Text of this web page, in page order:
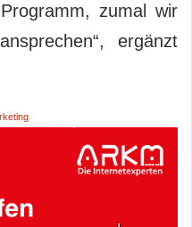
zumal wir
ergänzt